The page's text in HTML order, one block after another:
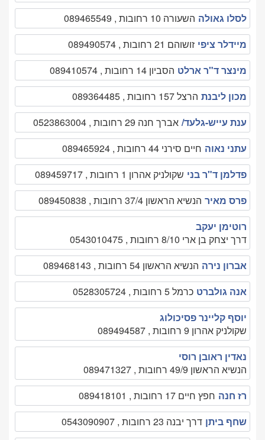
לסלו גאולה השעורה 10 רחובות , 089465549
מיידלר ציפי זושוהם 21 רחובות , 089490574
מינצר ד"ר ארלט הסביון 14 רחובות , 089410574
מכון ליבנת הרצל 157 רחובות , 089364485
ענת עייש-גלעד/ אברך חנה 29 רחובות , 0523863004
עתני נאוה חיים סירני 44 רחובות , 089465924
פדלמן ד"ר בני שקולניק אהרון 1 רחובות , 089459717
פרס מאיר הנשיא הראשון 37/4 רחובות , 089450838
רוטימן יעקב
דרך יצחק בן ארי 8/10 רחובות , 0543010475
אברון נירה הנשיא הראשון 54 רחובות , 089468143
אנה גולברט כרמל 5 רחובות , 0528305724
יוסף קליינר פסיכולוג
שקולניק אהרון 9 רחובות , 089494587
נאדין ראובן רוסי
הנשיא הראשון 49/9 רחובות , 089471327
רז חנה חפץ חיים 17 רחובות , 089418101
שחף ביתן דרך יבנה 23 רחובות , 0543090907